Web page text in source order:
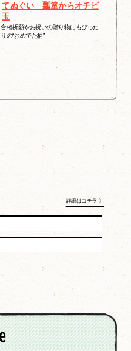
てぬぐい 瓢箪からオチビ
玉
合格祈願やお祝いの贈り物にもぴった
りの“おめでた柄”
詳細はコチラ 〉